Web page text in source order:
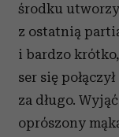
środku
z ostatnią
i bardzo
ser się
za długo.
oprószony